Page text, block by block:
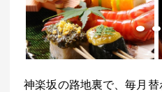
神楽坂の路地裏で、毎月替